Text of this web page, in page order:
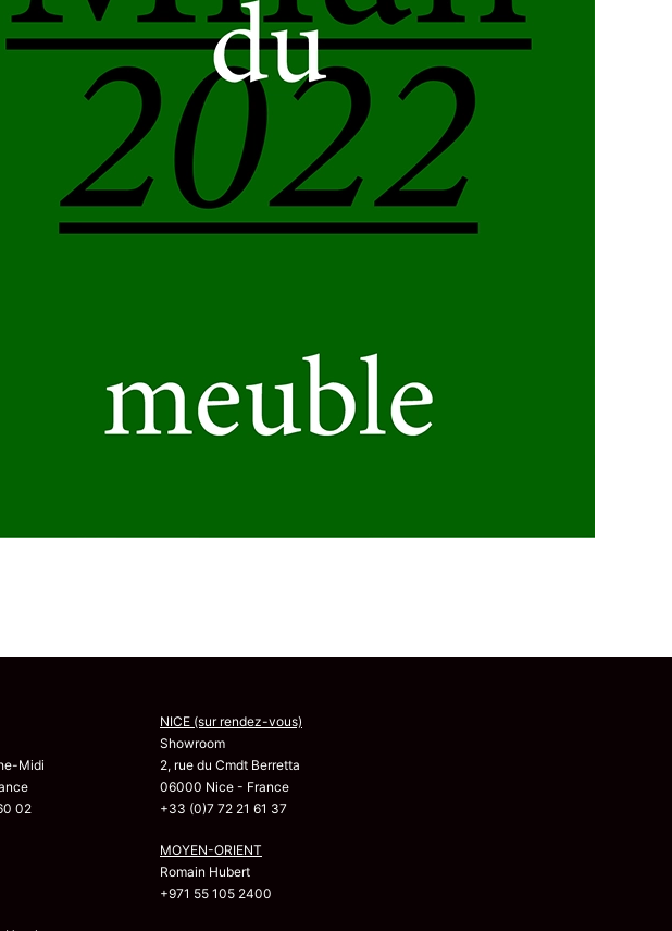
Midi
02
NICE (sur rendez-vous)
Showroom
2, rue du Cmdt Berretta
06000 Nice - France
+33 (0)7 72 21 61 37
MOYEN-ORIENT
Romain Hubert
+971 55 105 2400